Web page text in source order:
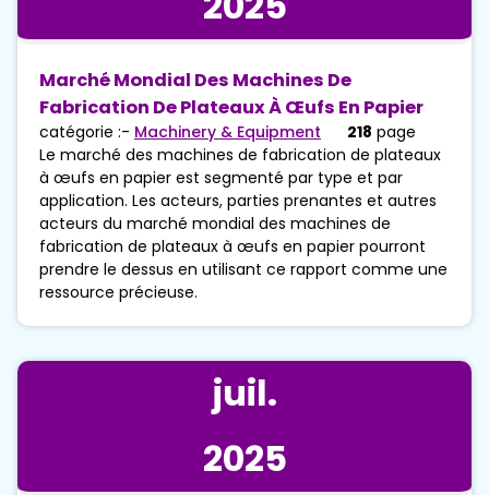
Marché Mondial Des Machines De
Fabrication De Plateaux À Œufs En Papier
catégorie :- Machinery & Equipment 218 page
Le marché des machines de fabrication de plateaux
à œufs en papier est segmenté par type et par
application. Les acteurs, parties prenantes et autres
acteurs du marché mondial des machines de
fabrication de plateaux à œufs en papier pourront
prendre le dessus en utilisant ce rapport comme une
ressource précieuse.
juil.
2025